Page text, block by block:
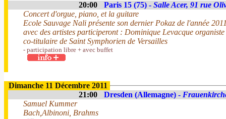
20:00 Paris 15 (75) - Salle Acer, 91 rue
Concert d'orgue, piano, et la guitare
Ecole Sauvage Nali présente son dernier Pokaz de l'année
avec des artistes participeront : Dominique Levacque
co-titulaire de Saint Symphorien de Versailles
- participation libre + avec buffet
Dimanche 11 Décembre 2011
21:00
Dresden (Allemagne) -
Samuel Kummer
Bach,Albinoni, Brahms